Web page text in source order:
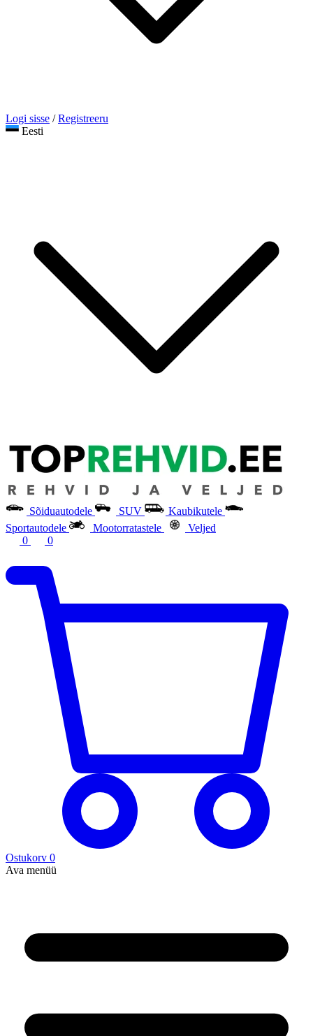
Logi sisse / Registreeru
Eesti
Sõiduautodele SUV
Kaubikutele
Sportautodele
Mootorratastele
Veljed
0
0
Ostukorv 0
Ava menüü